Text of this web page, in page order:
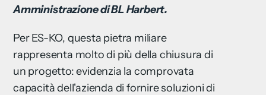
Amministrazione di BL Harbert.
Per ES-KO, questa pietra miliare
rappresenta molto di più della chiusura di
un progetto: evidenzia la comprovata
capacità dell'azienda di fornire soluzioni di